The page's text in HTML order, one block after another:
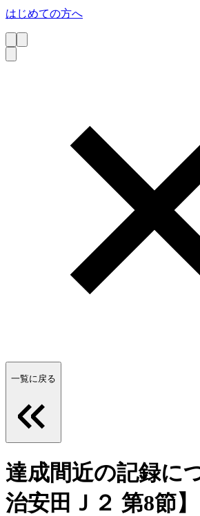
はじめての方へ
一覧に戻る
達成間近の記録に
治安田Ｊ２ 第8節】